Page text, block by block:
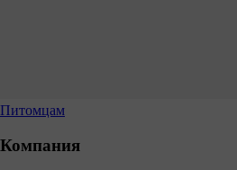
Питомцам
Компания